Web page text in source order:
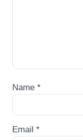
Name *
Email *